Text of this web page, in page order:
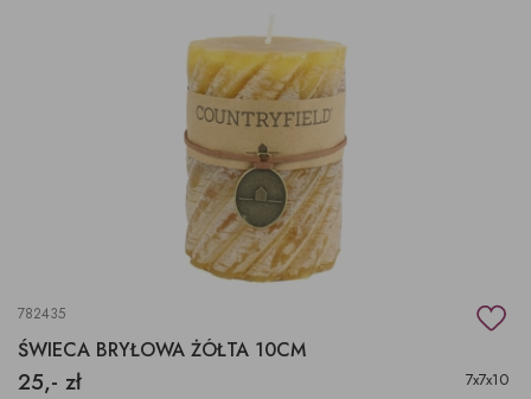
782435
ŚWIECA BRYŁOWA ŻÓŁTA 10CM
25,- zł 7x7x10